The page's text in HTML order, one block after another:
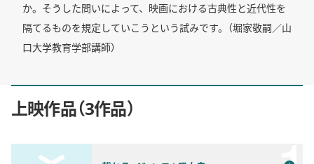
か。そうした問いによって、映画における古典性と近代性を
隔てるものを規定していこうという試みです。（堀家敬嗣／山
口大学教育学部講師）
上映作品 3作品